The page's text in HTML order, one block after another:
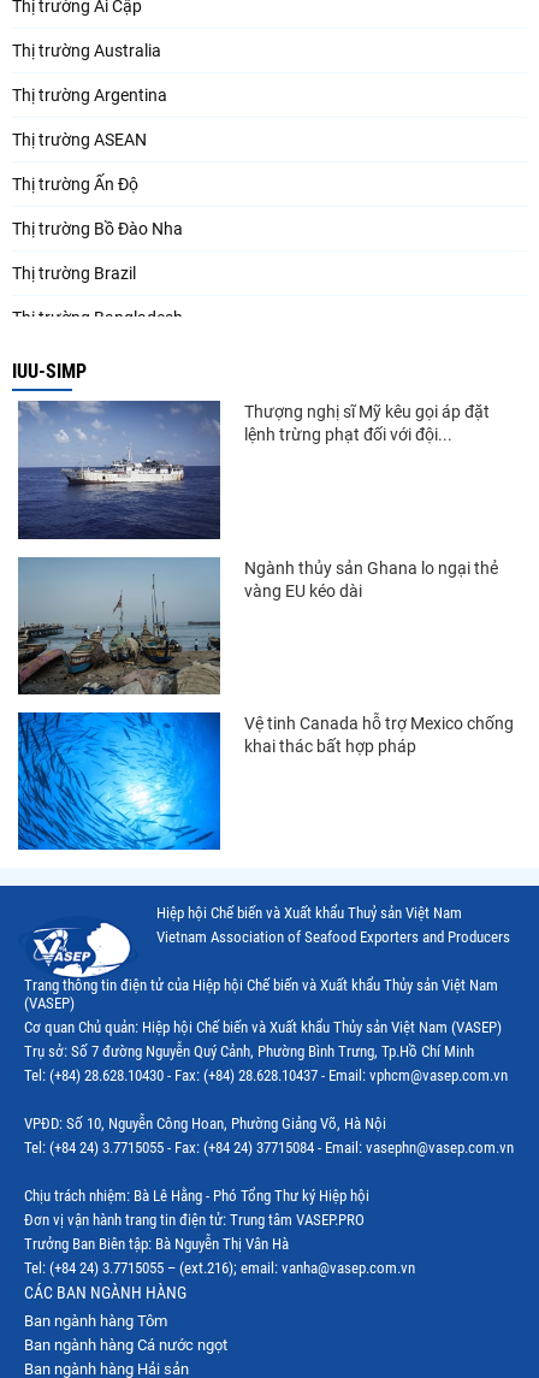
Thị trường Ai Cập
Thị trường Australia
Thị trường Argentina
Thị trường ASEAN
Thị trường Ấn Độ
Thị trường Bồ Đào Nha
Thị trường Brazil
Thị trường Bangladesh
Thị trường Chile
Thị trường Canada
Thị trường Ecuador
Thị trường EU
Thị trường Indonesia
Thị trường Mexico
Thị trường Mỹ
Thị trường Nga
Thị trường Hàn Quốc
Thị trường Nhật Bản
Thị trường Thái Lan
Thị trường Trung Quốc
Thị trường Tây Ban Nha
Thị trường thủy sản khác
Thị trường thủy sản thế giới
IUU-SIMP
Thượng nghị sĩ Mỹ kêu gọi áp đặt
lệnh trừng phạt đối với đội...
Ngành thủy sản Ghana lo ngại thẻ
vàng EU kéo dài
Vệ tinh Canada hỗ trợ Mexico chống
khai thác bất hợp pháp
Hiệp hội Chế biến và Xuất khẩu Thuỷ sản Việt Nam
Vietnam Association of Seafood Exporters and Producers
Trang thông tin điện tử của Hiệp hội Chế biến và Xuất khẩu Thủy sản Việt Nam
(VASEP)
Cơ quan Chủ quản: Hiệp hội Chế biến và Xuất khẩu Thủy sản Việt Nam (VASEP)
Trụ sở: Số 7 đường Nguyễn Quý Cảnh, Phường Bình Trưng, Tp.Hồ Chí Minh
Tel: (+84) 28.628.10430 - Fax: (+84) 28.628.10437 - Email: vphcm@vasep.com.vn
VPĐD: Số 10, Nguyễn Công Hoan, Phường Giảng Võ, Hà Nội
Tel: (+84 24) 3.7715055 - Fax: (+84 24) 37715084 - Email: vasephn@vasep.com.vn
Chịu trách nhiệm: Bà Lê Hằng - Phó Tổng Thư ký Hiệp hội
Đơn vị vận hành trang tin điện tử: Trung tâm VASEP.PRO
Trưởng Ban Biên tập: Bà Nguyễn Thị Vân Hà
Tel: (+84 24) 3.7715055 – (ext.216); email: vanha@vasep.com.vn
CÁC BAN NGÀNH HÀNG
Ban ngành hàng Tôm
Ban ngành hàng Cá nước ngọt
Ban ngành hàng Hải sản